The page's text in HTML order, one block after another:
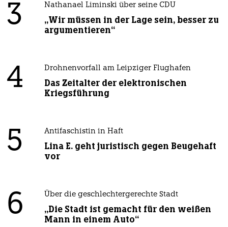
3 Nathanael Liminski über seine CDU
„Wir müssen in der Lage sein, besser zu
argumentieren“
4 Drohnenvorfall am Leipziger Flughafen
Das Zeitalter der elektronischen
Kriegsführung
5 Antifaschistin in Haft
Lina E. geht juristisch gegen Beugehaft
vor
6 Über die geschlechtergerechte Stadt
„Die Stadt ist gemacht für den weißen
Mann in einem Auto“